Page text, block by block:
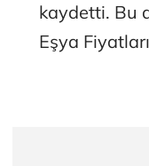
kaydetti. Bu
Eşya